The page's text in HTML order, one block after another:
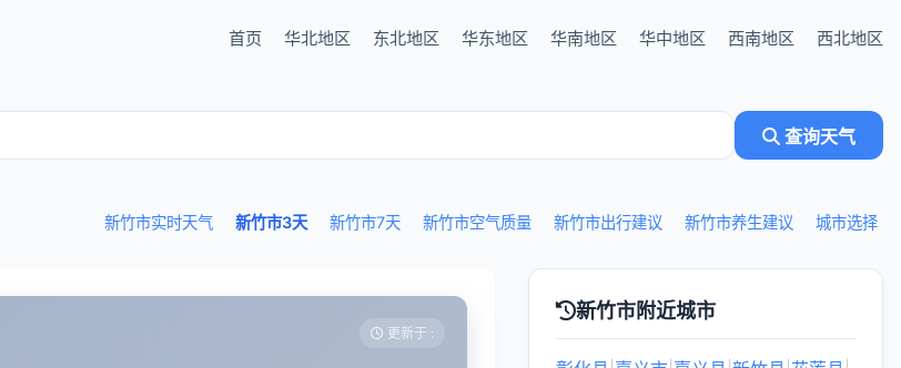
首页 华北地区 东北地区 华东地区 华南地区 华中地区 西南地区 西北地区
查询天气
新竹市实时天气 新竹市3天 新竹市7天 新竹市空气质量 新竹市出行建议 新竹市养生建议 城市选择
更新于 :
新竹市附近城市